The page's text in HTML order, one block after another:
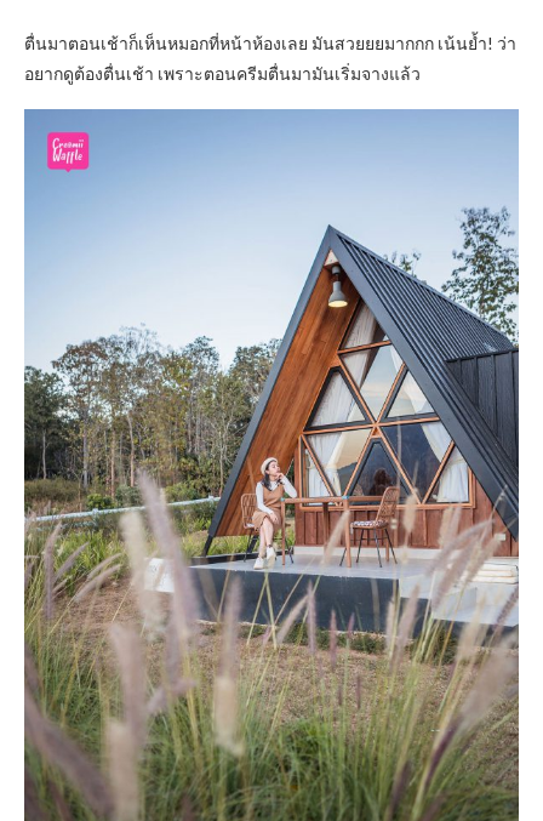
ตื่นมาตอนเช้าก็เห็นหมอกที่หน้าห้องเลย มันสวยยยมากกก เน้นย้ำ! ว่า
อยากดูต้องตื่นเช้า เพราะตอนครีมตื่นมามันเริ่มจางแล้ว